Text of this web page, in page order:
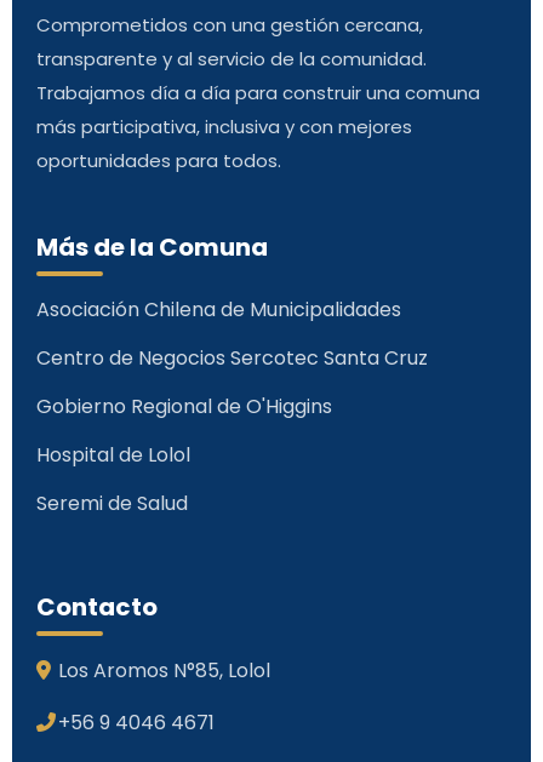
Comprometidos con una gestión cercana,
transparente y al servicio de la comunidad.
Trabajamos día a día para construir una comuna
más participativa, inclusiva y con mejores
oportunidades para todos.
Más de la Comuna
Asociación Chilena de Municipalidades
Centro de Negocios Sercotec Santa Cruz
Gobierno Regional de O'Higgins
Hospital de Lolol
Seremi de Salud
Contacto
Los Aromos N°85, Lolol
+56 9 4046 4671